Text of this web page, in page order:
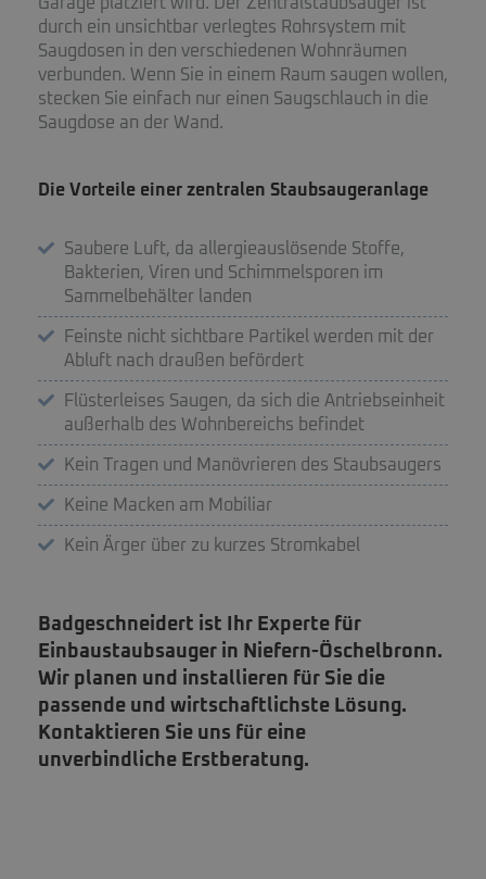
Garage platziert wird. Der Zentralstaubsauger ist
durch ein unsichtbar verlegtes Rohrsystem mit
Saugdosen in den verschiedenen Wohnräumen
verbunden. Wenn Sie in einem Raum saugen wollen,
stecken Sie einfach nur einen Saugschlauch in die
Saugdose an der Wand.
Die Vorteile einer zentralen Staubsaugeranlage
Saubere Luft, da allergieauslösende Stoffe,
Bakterien, Viren und Schimmelsporen im
Sammelbehälter landen
Feinste nicht sichtbare Partikel werden mit der
Abluft nach draußen befördert
Flüsterleises Saugen, da sich die Antriebseinheit
außerhalb des Wohnbereichs befindet
Kein Tragen und Manövrieren des Staubsaugers
Keine Macken am Mobiliar
Kein Ärger über zu kurzes Stromkabel
Badgeschneidert ist Ihr Experte für
Einbaustaubsauger in Niefern-Öschelbronn.
Wir planen und installieren für Sie die
passende und wirtschaftlichste Lösung.
Kontaktieren Sie uns für eine
unverbindliche Erstberatung.